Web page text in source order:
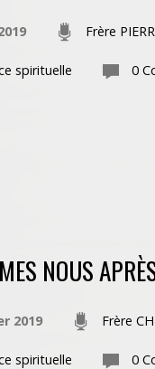
Frère
spirituelle 0
NOUS
2019 Frère
spirituelle 0